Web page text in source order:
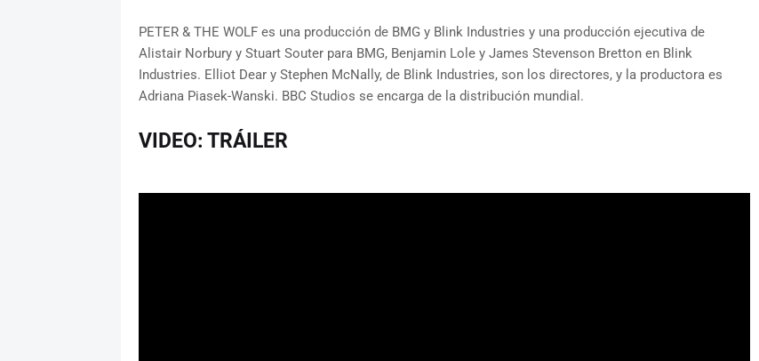
PETER & THE WOLF es una producción de BMG y Blink Industries y una producción ejecutiva de
Alistair Norbury y Stuart Souter para BMG, Benjamin Lole y James Stevenson Bretton en Blink
Industries. Elliot Dear y Stephen McNally, de Blink Industries, son los directores, y la productora es
Adriana Piasek-Wanski. BBC Studios se encarga de la distribución mundial.
VIDEO: TRÁILER